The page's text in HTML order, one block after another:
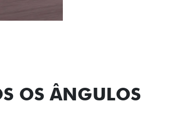
OS ÂNGULOS